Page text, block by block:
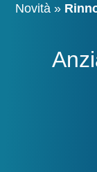
Novità »